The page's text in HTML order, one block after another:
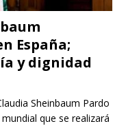
España;
y dignidad
Sheinbaum Pardo
que se realizará